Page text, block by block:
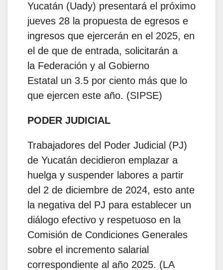
Yucatán (Uady) presentará el próximo
jueves 28 la propuesta de egresos e
ingresos que ejercerán en el 2025, en
el de que de entrada, solicitarán a
la Federación y al Gobierno
Estatal un 3.5 por ciento más que lo
que ejercen este año. (SIPSE)
PODER JUDICIAL
Trabajadores del Poder Judicial (PJ)
de Yucatán decidieron emplazar a
huelga y suspender labores a partir
del 2 de diciembre de 2024, esto ante
la negativa del PJ para establecer un
diálogo efectivo y respetuoso en la
Comisión de Condiciones Generales
sobre el incremento salarial
correspondiente al año 2025. (LA